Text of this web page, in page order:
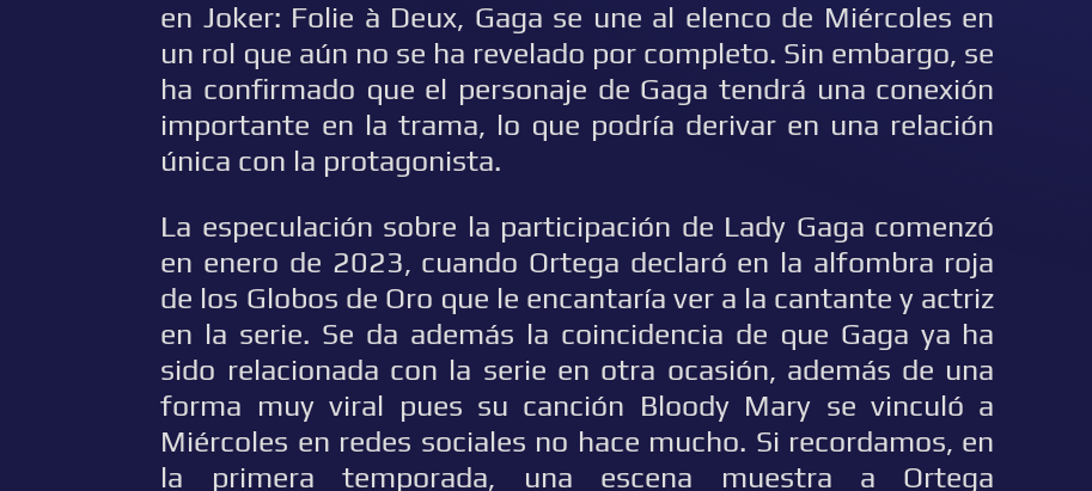
en Joker: Folie à Deux, Gaga se une al elenco de Miércoles en
un rol que aún no se ha revelado por completo. Sin embargo, se
ha confirmado que el personaje de Gaga tendrá una conexión
importante en la trama, lo que podría derivar en una relación
única con la protagonista.
La especulación sobre la participación de Lady Gaga comenzó
en enero de 2023, cuando Ortega declaró en la alfombra roja
de los Globos de Oro que le encantaría ver a la cantante y actriz
en la serie. Se da además la coincidencia de que Gaga ya ha
sido relacionada con la serie en otra ocasión, además de una
forma muy viral pues su canción Bloody Mary se vinculó a
Miércoles en redes sociales no hace mucho. Si recordamos, en
la primera temporada, una escena muestra a Ortega